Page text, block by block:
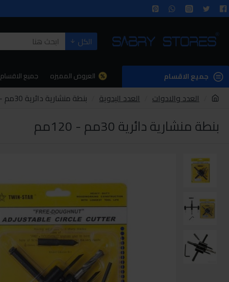
الكل
جميع الاقسام العروض المميزه جميع الاقسام
العدد والادوات العدد اليدوية بنطة منشارية دائرية 30مم - 120مم
بنطة منشارية دائرية 30مم - 120مم